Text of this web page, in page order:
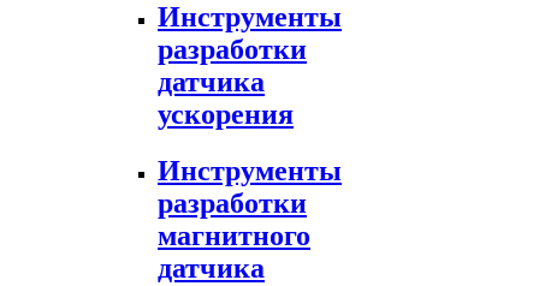
Инструменты
разработки
датчика
ускорения
Инструменты
разработки
магнитного
датчика